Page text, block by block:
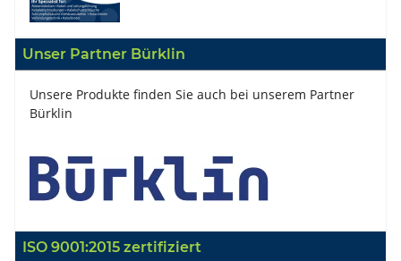
Unser Partner Bürklin
Unsere Produkte finden Sie auch bei unserem Partner
Bürklin
ISO 9001:2015 zertifiziert